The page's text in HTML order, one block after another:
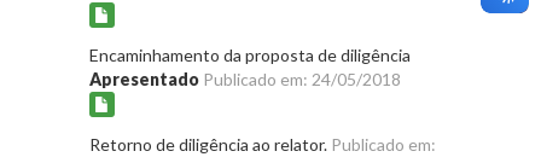
Encaminhamento da proposta de diligência
Apresentado Publicado em: 24/05/2018
Retorno de diligência ao relator. Publicado em: